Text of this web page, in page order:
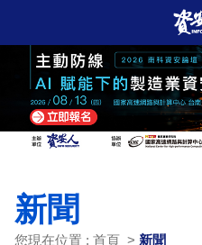
新聞
您現在位置 : 首頁 > 新聞